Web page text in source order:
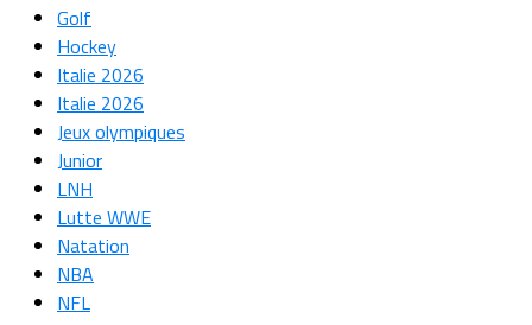
Golf
Hockey
Italie 2026
Italie 2026
Jeux olympiques
Junior
LNH
Lutte WWE
Natation
NBA
NFL